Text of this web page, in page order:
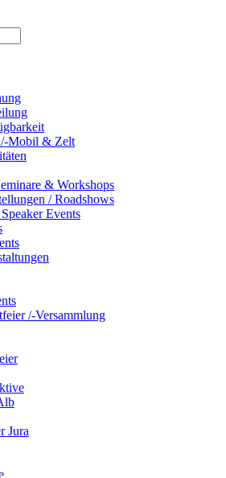
Mobil & Zelt
& Workshops
/ Roadshows
Events
/-Versammlung
Jura